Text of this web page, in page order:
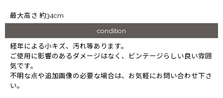
最大高さ 約34cm
condition
経年による小キズ、汚れ等あります。
ご使用に影響のあるダメージはなく、ビンテージらしい良い雰囲
気です。
不明な点や追加画像の必要な場合は、お気軽にお問い合わせ下さ
い。